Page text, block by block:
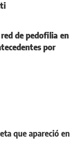
de pedofilia en
por
que apareció en